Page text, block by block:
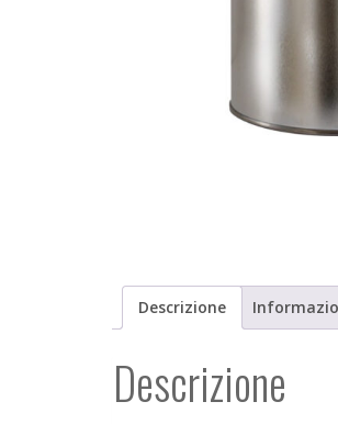
Descrizione
Descrizione